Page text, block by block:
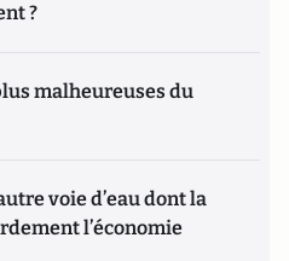
?
malheureuses du
voie d’eau dont la
l’économie